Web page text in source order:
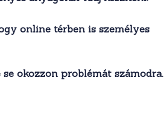
online térben is személyes
okozzon problémát számodra.